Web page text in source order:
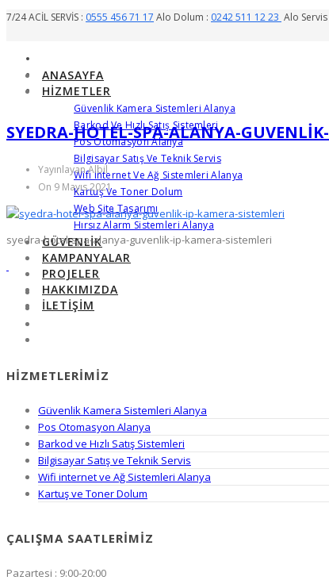
7/24 ACİL SERVİS : 0555 456 71 17 Alo Dolum : 0242 511 12 23 Alo Servis
ANASAYFA
HIZMETLER
Güvenlik Kamera Sistemleri Alanya
Barkod Ve Hızlı Satış Sistemleri
Pos Otomasyon Alanya
Bilgisayar Satış Ve Teknik Servis
Wifi Internet Ve Ağ Sistemleri Alanya
Kartuş Ve Toner Dolum
Web Site Tasarımı
Hırsız Alarm Sistemleri Alanya
GÜVENLIK
KAMPANYALAR
PROJELER
HAKKIMIZDA
İLETIŞIM
SYEDRA-HOTEL-SPA-ALANYA-
Yayınlayan Albil
On 9 Mayıs 2021
syedra-hotel-spa-alanya-guvenlik-ip-kamera-sistemleri
HIZMETLERIMIZ
Güvenlik Kamera Sistemleri Alanya
Pos Otomasyon Alanya
Barkod ve Hızlı Satış Sistemleri
Bilgisayar Satış ve Teknik Servis
Wifi internet ve Ağ Sistemleri Alanya
Kartuş ve Toner Dolum
ÇALIŞMA SAATLERIMIZ
Pazartesi : 9:00-20:00